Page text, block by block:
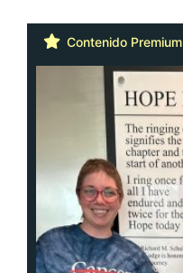
Contenido Premium